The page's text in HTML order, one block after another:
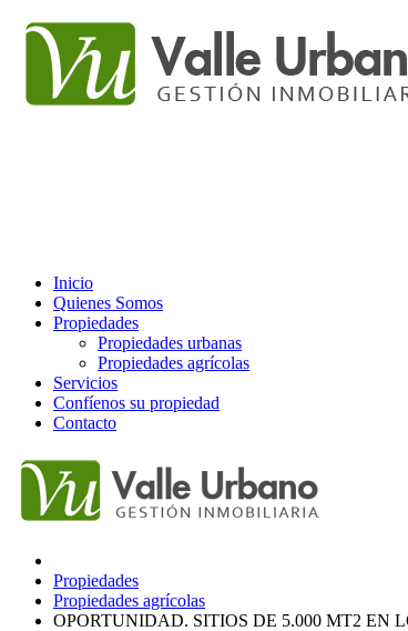
Inicio
Quienes Somos
Propiedades
Propiedades urbanas
Propiedades agrícolas
Servicios
Confíenos su propiedad
Contacto
Propiedades
Propiedades agrícolas
OPORTUNIDAD. SITIOS DE 5.000 MT2 EN